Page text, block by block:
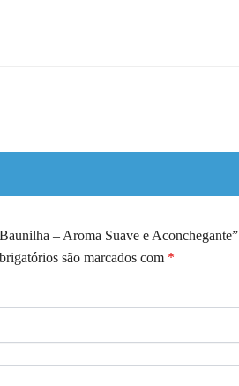
– Aroma Suave e Aconchegante”
são marcados com *